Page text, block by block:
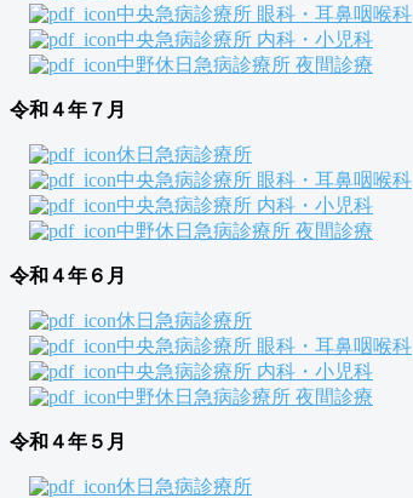
中央急病診療所 眼科・耳鼻咽喉科
中央急病診療所 内科・小児科
中野休日急病診療所 夜間診療
令和４年７月
休日急病診療所
中央急病診療所 眼科・耳鼻咽喉科
中央急病診療所 内科・小児科
中野休日急病診療所 夜間診療
令和４年６月
休日急病診療所
中央急病診療所 眼科・耳鼻咽喉科
中央急病診療所 内科・小児科
中野休日急病診療所 夜間診療
令和４年５月
休日急病診療所